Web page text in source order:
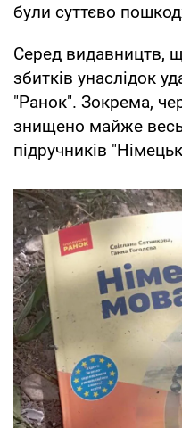
були суттєво
Серед видавництв,
збитків унаслідок
"Ранок". Зокрема,
знищено майже
підручників